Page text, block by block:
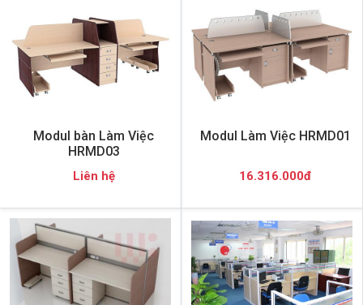
Modul bàn Làm Việc
HRMD03
Liên hệ
Modul Làm Việc HRMD01
16.316.000đ